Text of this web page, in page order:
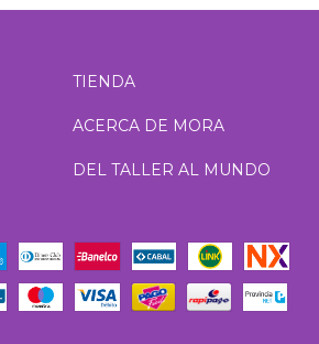
TIENDA
ACERCA DE MORA
DEL TALLER AL MUNDO